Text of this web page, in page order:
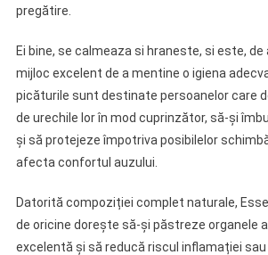
pregătire.
Ei bine, se calmeaza si hraneste, si este, de
mijloc excelent de a mentine o igiena
picăturile sunt destinate persoanelor care
de urechile lor în mod cuprinzător, să-și
și să protejeze împotriva posibilelor
afecta confortul auzului.
Datorită compoziției complet naturale,
de oricine dorește să-și păstreze organele
excelentă și să reducă riscul inflamației sau